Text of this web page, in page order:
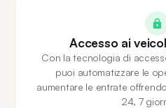
Accesso ai
Con la tecnologia di
puoi automatizzare le
aumentare le entrate
24, 7